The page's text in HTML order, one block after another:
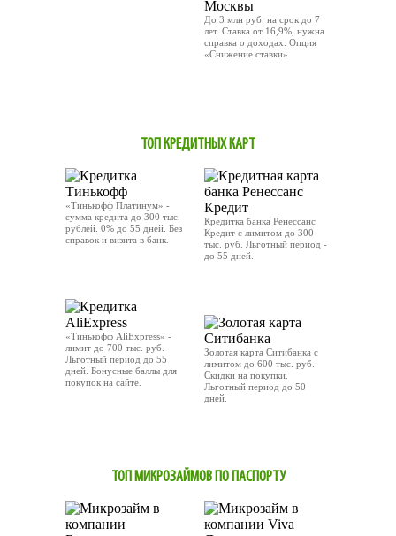
До 3 млн руб. на срок до 7
лет. Ставка от 16,9%, нужна
справка о доходах. Опция
«Снижение ставки».
ТОП КРЕДИТНЫХ КАРТ
«Тинькофф Платинум» -
сумма кредита до 300 тыс.
рублей. 0% до 55 дней. Без
справок и визита в банк.
Кредитка банка Ренессанс
Кредит с лимитом до 300
тыс. руб. Льготный период -
до 55 дней.
«Тинькофф AliExpress» -
лимит до 700 тыс. руб.
Льготный период до 55
дней. Бонусные баллы для
покупок на сайте.
Золотая карта Ситибанка с
лимитом до 600 тыс. руб.
Скидки на покупки.
Льготный период до 50
дней.
ТОП МИКРОЗАЙМОВ ПО ПАСПОРТУ